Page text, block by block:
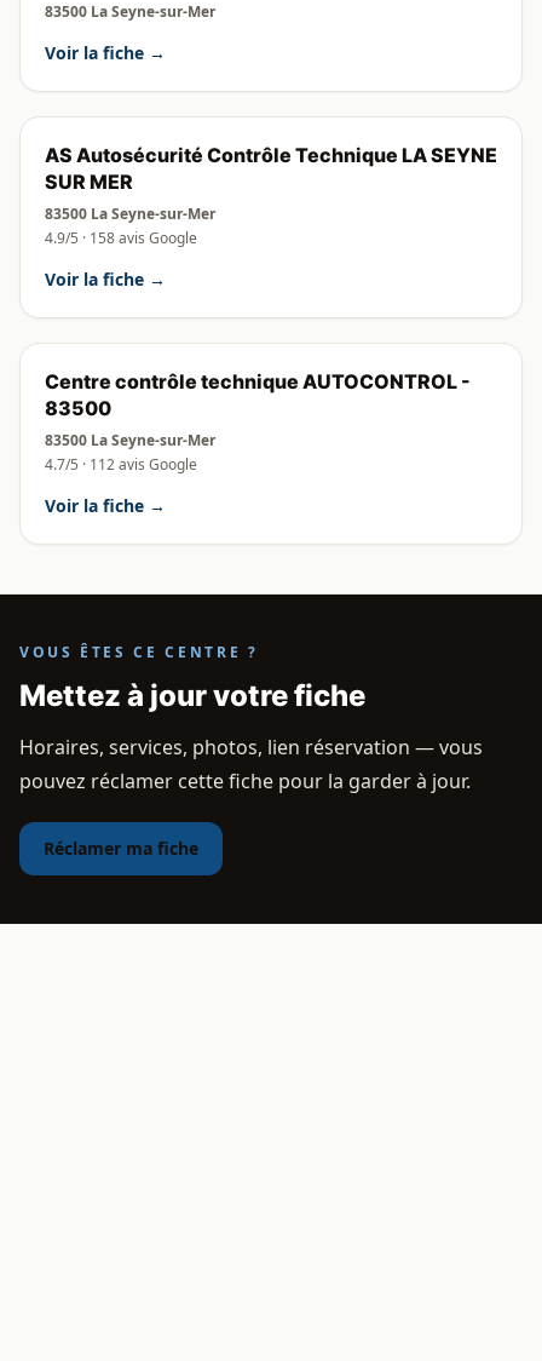
83500 La Seyne-sur-Mer
Voir la fiche →
AS Autosécurité Contrôle Technique LA SEYNE
SUR MER
83500 La Seyne-sur-Mer
4.9/5 · 158 avis Google
Voir la fiche →
Centre contrôle technique AUTOCONTROL -
83500
83500 La Seyne-sur-Mer
4.7/5 · 112 avis Google
Voir la fiche →
VOUS ÊTES CE CENTRE ?
Mettez à jour votre fiche
Horaires, services, photos, lien réservation — vous
pouvez réclamer cette fiche pour la garder à jour.
Réclamer ma fiche